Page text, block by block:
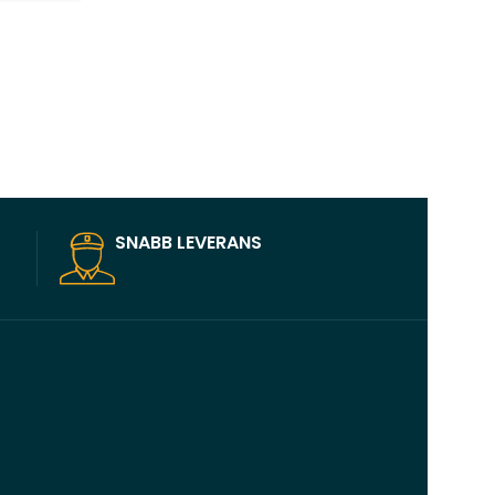
SNABB LEVERANS